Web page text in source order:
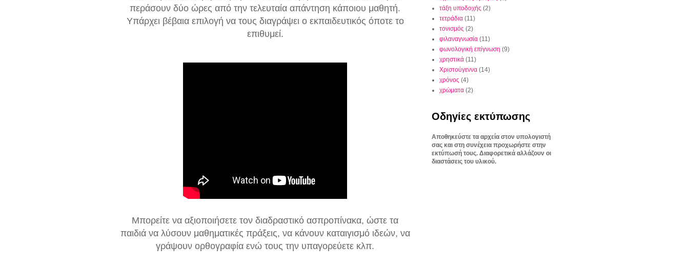
περάσουν δύο ώρες από την τελευταία απάντηση κάποιου μαθητή.
Υπάρχει βέβαια επιλογή να τους διαγράψει ο εκπαιδευτικός όποτε το
επιθυμεί.
Μπορείτε να αξιοποιήσετε τον διαδραστικό ασπροπίνακα, ώστε τα
παιδιά να λύσουν μαθηματικές πράξεις, να κάνουν καταιγισμό ιδεών, να
γράψουν ορθογραφία ενώ τους την υπαγορεύετε κλπ.
τάξη υποδοχής (2)
τετράδια (11)
τονισμός (2)
φιλαναγνωσία (11)
φωνολογική επίγνωση (9)
χρηστικά (11)
Χριστούγεννα (14)
χρόνος (4)
χρώματα (2)
Οδηγίες εκτύπωσης
Αποθηκεύστε τα αρχεία στον υπολογιστή
σας και στη συνέχεια προχωρήστε στην
εκτύπωσή τους. Διαφορετικά αλλάζουν οι
διαστάσεις του υλικού.